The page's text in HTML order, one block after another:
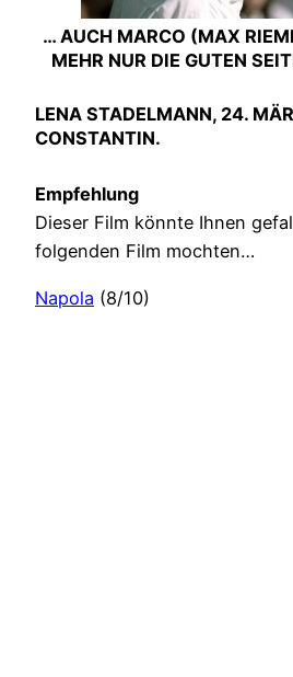
… AUCH MARCO (MAX
MEHR NUR DIE GUTEN
LENA STADELMANN, 24.
CONSTANTIN.
Empfehlung
Dieser Film könnte Ihnen
folgenden Film mochten…
Napola (8/10)